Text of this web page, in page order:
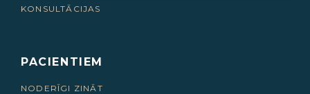
KONSULTĀCIJAS
PACIENTIEM
NODERĪGI ZINĀT